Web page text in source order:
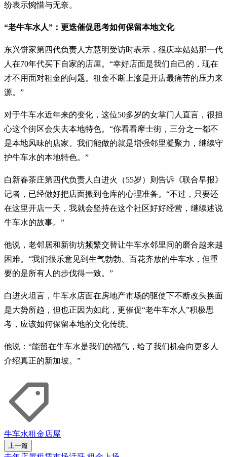
纷表示惋惜与无奈。
“老牛车水人”：更迭催促思考如何保留本地文化
东兴饼家第四代负责人方慧明受访时表示，很庆幸姑姑那一代
人在70年代买下自家的店屋。“幸好店面是我们自己的，现在
才不用面对租金的问题。租金不断上涨是开店最痛苦的压力来
源。”
对于牛车水近年来的变化，这位50多岁的女掌门人直言，很担
心这个街区会失去本地特色。“你看看摩士街，三分之一都不
是本地风味的店家。我们能做的就是增强邻里凝聚力，继续守
护牛车水的本地特色。”
白新春茶庄第四代负责人白进火（55岁）则告诉《联合早报》
记者，已经做好把店面搬到仓库的心理准备。“不过，只要还
在这里开店一天，我就会坚持在这个社区好好经营，继续述说
牛车水的故事。”
他说，老邻居和新街坊频繁交替让牛车水邻里间的磨合越来越
困难。“我们很乐意见到生气勃勃、百花齐放的牛车水，但重
要的是所有人的步伐得一致。”
白进火坦言，牛车水店面在房地产市场的驱使下不断改头换面
是大势所趋，但也正因为如此，更催促“老牛车水人”积极思
考，应该如何保留本地的文化传统。
他说：“能留在牛车水是我们的福气，给了我们机会向更多人
介绍真正的新加坡。”
牛车水租金店屋
上一篇